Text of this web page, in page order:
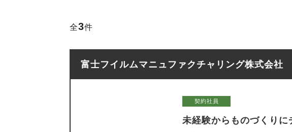
全3件
富士フイルムマニュファクチャリング株式会社
契約社員
未経験からものづくりに